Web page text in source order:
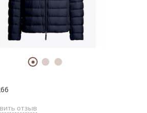
отзыв